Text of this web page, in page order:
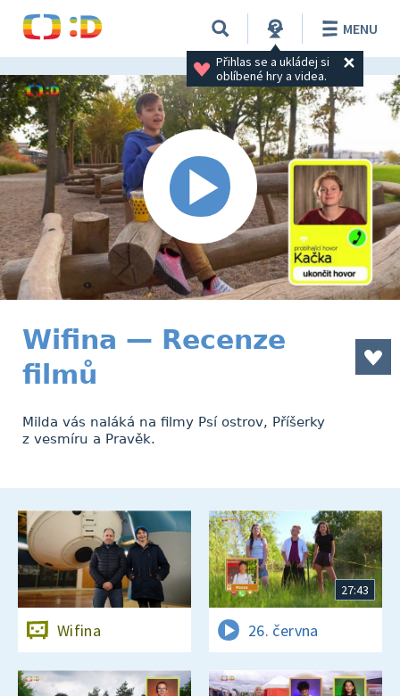
Přihlas se a ukládej si
oblíbené hry a videa.
MENU
Wifina — Recenze
filmů
Milda vás naláká na filmy Psí ostrov, Příšerky
z vesmíru a Pravěk.
Wifina
27:43
26. června